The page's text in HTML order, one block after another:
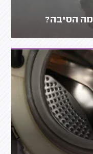
הסיבה?